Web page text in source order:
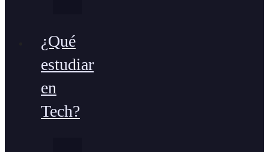
¿Qué
estudiar
en
Tech?